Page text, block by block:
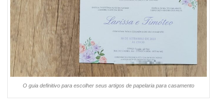
O guia definitivo para escolher seus artigos de papelaria para casamento